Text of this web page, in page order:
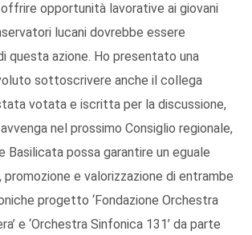
opportunità lavorative ai giovani
lucani dovrebbe essere
questa azione. Ho presentato una
sottoscrivere anche il collega
votata e iscritta per la discussione,
nel prossimo Consiglio regionale,
Basilicata possa garantire un eguale
e valorizzazione di entrambe
progetto ‘Fondazione Orchestra
e ‘Orchestra Sinfonica 131’ da parte